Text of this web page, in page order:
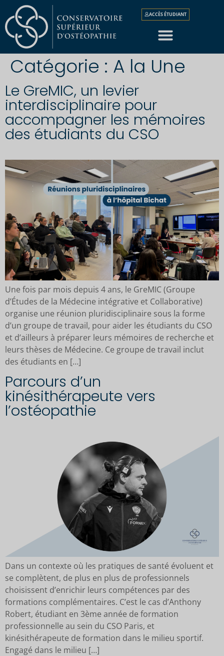
ACCÈS ÉTUDIANT
Catégorie : A la Une
Le GreMIC, un levier
interdisciplinaire pour
accompagner les mémoires
des étudiants du CSO
Une fois par mois depuis 4 ans, le GreMIC (Groupe
d’Études de la Médecine intégrative et Collaborative)
organise une réunion pluridisciplinaire sous la forme
d’un groupe de travail, pour aider les étudiants du CSO
et d’ailleurs à préparer leurs mémoires de recherche et
leurs thèses de Médecine. Ce groupe de travail inclut
des étudiants en […]
Parcours d’un
kinésithérapeute vers
l’ostéopathie
Dans un contexte où les pratiques de santé évoluent et
se complètent, de plus en plus de professionnels
choisissent d’enrichir leurs compétences par des
formations complémentaires. C’est le cas d’Anthony
Robert, étudiant en 3ème année de formation
professionnelle au sein du CSO Paris, et
kinésithérapeute de formation dans le milieu sportif.
Engagé dans le milieu […]